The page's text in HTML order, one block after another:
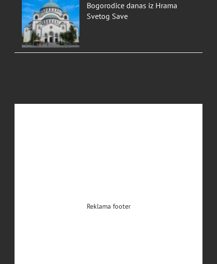
Bogorodice danas iz Hrama
Svetog Save
Reklama footer